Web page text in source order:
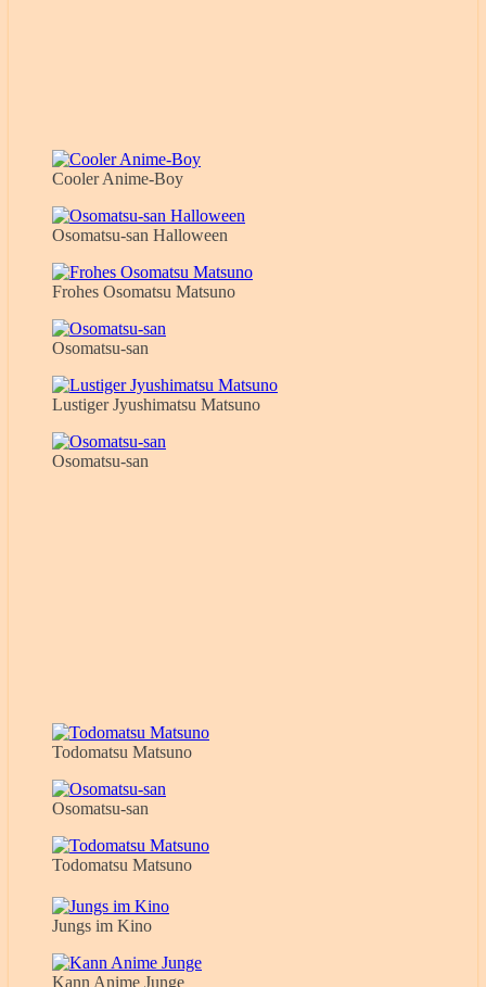
Cooler Anime-Boy
Osomatsu-san Halloween
Frohes Osomatsu Matsuno
Osomatsu-san
Lustiger Jyushimatsu Matsuno
Osomatsu-san
Todomatsu Matsuno
Osomatsu-san
Todomatsu Matsuno
Jungs im Kino
Kann Anime Junge